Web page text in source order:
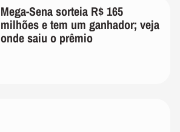
Mega-Sena sorteia R$ 165
milhões e tem um ganhador; veja
onde saiu o prêmio